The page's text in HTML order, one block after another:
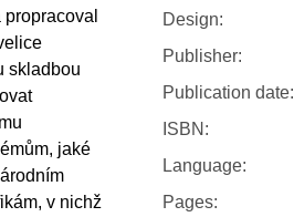
skladbou
jaké
v nichž
Design:
Publisher:
Publication date:
ISBN :
Language:
Pages: